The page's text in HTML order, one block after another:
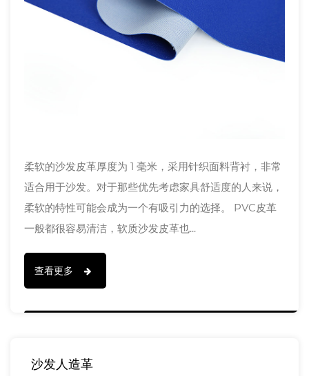
柔软的沙发皮革厚度为 1 毫米，采用针织面料背衬，非常
适合用于沙发。对于那些优先考虑家具舒适度的人来说，
柔软的特性可能会成为一个有吸引力的选择。 PVC皮革
一般都很容易清洁，软质沙发皮革也...
查看更多
沙发人造革